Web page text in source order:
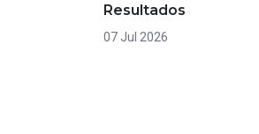
Resultados
07 Jul 2026